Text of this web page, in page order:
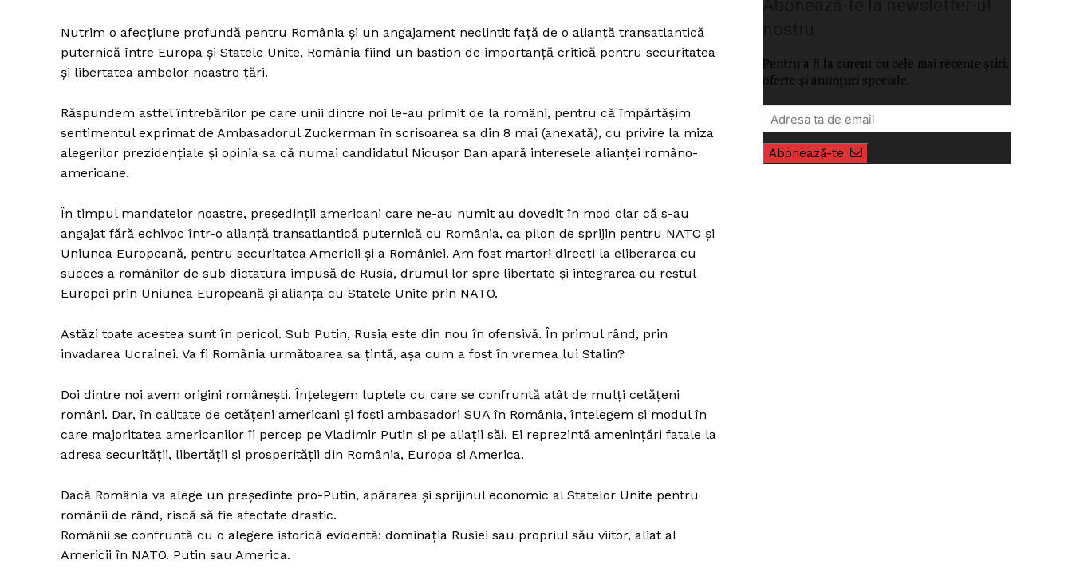
Nutrim o afecțiune profundă pentru România și un angajament neclintit față de o alianță transatlantică
puternică între Europa și Statele Unite, România fiind un bastion de importanță critică pentru securitatea
și libertatea ambelor noastre țări.
Răspundem astfel întrebărilor pe care unii dintre noi le-au primit de la români, pentru că împărtășim
sentimentul exprimat de Ambasadorul Zuckerman în scrisoarea sa din 8 mai (anexată), cu privire la miza
alegerilor prezidențiale și opinia sa că numai candidatul Nicușor Dan apară interesele alianței româno-
americane.
În timpul mandatelor noastre, președinții americani care ne-au numit au dovedit în mod clar că s-au
angajat fără echivoc într-o alianță transatlantică puternică cu România, ca pilon de sprijin pentru NATO și
Uniunea Europeană, pentru securitatea Americii și a României. Am fost martori direcți la eliberarea cu
succes a românilor de sub dictatura impusă de Rusia, drumul lor spre libertate și integrarea cu restul
Europei prin Uniunea Europeană și alianța cu Statele Unite prin NATO.
Astăzi toate acestea sunt în pericol. Sub Putin, Rusia este din nou în ofensivă. În primul rând, prin
invadarea Ucrainei. Va fi România următoarea sa țintă, așa cum a fost în vremea lui Stalin?
Doi dintre noi avem origini româneşti. Înțelegem luptele cu care se confruntă atât de mulți cetățeni
români. Dar, în calitate de cetăţeni americani și foști ambasadori SUA în România, înțelegem și modul în
care majoritatea americanilor îi percep pe Vladimir Putin și pe aliații săi. Ei reprezintă amenințări fatale la
adresa securității, libertății și prosperității din România, Europa și America.
Dacă România va alege un președinte pro-Putin, apărarea și sprijinul economic al Statelor Unite pentru
românii de rând, riscă să fie afectate drastic.
Românii se confruntă cu o alegere istorică evidentă: dominația Rusiei sau propriul său viitor, aliat al
Americii în NATO. Putin sau America.
Pentru a fi la curent cu cele mai recente știri,
oferte și anunțuri speciale.
Abonează-te